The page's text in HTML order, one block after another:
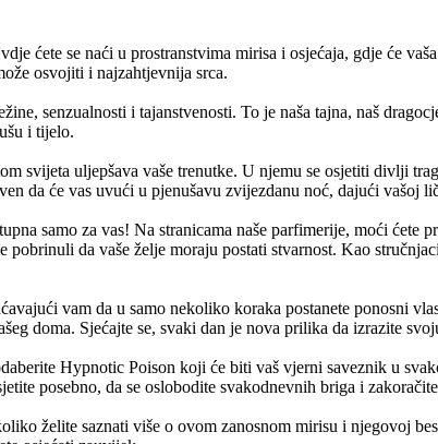
ćete se naći u prostranstvima mirisa i osjećaja, gdje će
osvojiti i najzahtjevnija srca.
senzualnosti i tajanstvenosti. To je naša tajna, naš
i tijelo.
svijeta uljepšava vaše trenutke. U njemu se osjetiti divlji
da će vas uvući u pjenušavu zvijezdanu noć, dajući vašoj
samo za vas! Na stranicama naše parfimerije, moći
pobrinuli da vaše želje moraju postati stvarnost. Kao
vam da u samo nekoliko koraka postanete ponosni
doma. Sjećajte se, svaki dan je nova prilika da izrazite
Hypnotic Poison koji će biti vaš vjerni saveznik u
posebno, da se oslobodite svakodnevnih briga i
želite saznati više o ovom zanosnom mirisu i njegovoj